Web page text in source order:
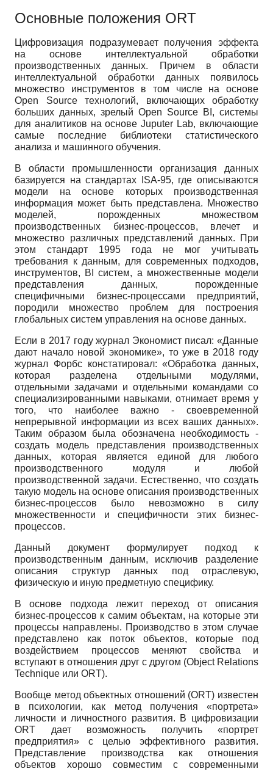
Основные положения ORT
Цифровизация подразумевает получения эффекта
на основе интеллектуальной обработки
производственных данных. Причем в области
интеллектуальной обработки данных появилось
множество инструментов в том числе на основе
Open Source технологий, включающих обработку
больших данных, зрелый Open Source BI, системы
для аналитиков на основе Juputer Lab, включающие
самые последние библиотеки статистического
анализа и машинного обучения.
В области промышленности организация данных
базируется на стандартах ISA-95, где описываются
модели на основе которых производственная
информация может быть представлена. Множество
моделей, порожденных множеством
производственных бизнес-процессов, влечет и
множество различных представлений данных. При
этом стандарт 1995 года не мог учитывать
требования к данным, для современных подходов,
инструментов, BI систем, а множественные модели
представления данных, порожденные
специфичными бизнес-процессами предприятий,
породили множество проблем для построения
глобальных систем управления на основе данных.
Если в 2017 году журнал Экономист писал: «Данные
дают начало новой экономике», то уже в 2018 году
журнал Форбс констатировал: «Обработка данных,
которая разделена отдельными модулями,
отдельными задачами и отдельными командами со
специализированными навыками, отнимает время у
того, что наиболее важно - своевременной
непрерывной информации из всех ваших данных».
Таким образом была обозначена необходимость -
создать модель представления производственных
данных, которая является единой для любого
производственного модуля и любой
производственной задачи. Естественно, что создать
такую модель на основе описания производственных
бизнес-процессов было невозможно в силу
множественности и специфичности этих бизнес-
процессов.
Данный документ формулирует подход к
производственным данным, исключив разделение
описания структур данных под отраслевую,
физическую и иную предметную специфику.
В основе подхода лежит переход от описания
бизнес-процессов к самим объектам, на которые эти
процессы направлены. Производство в этом случае
представлено как поток объектов, которые под
воздействием процессов меняют свойства и
вступают в отношения друг с другом (Object Relations
Technique или ORT).
Вообще метод объектных отношений (ORT) известен
в психологии, как метод получения «портрета»
личности и личностного развития. В цифровизации
ORT дает возможность получить «портрет
предприятия» с целью эффективного развития.
Представление производства как отношения
объектов хорошо совместим с современными